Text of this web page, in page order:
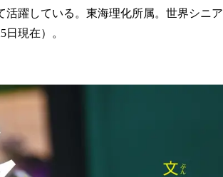
躍している。東海理化所属。世界シニア
現在）。